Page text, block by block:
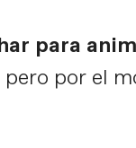
para
por el